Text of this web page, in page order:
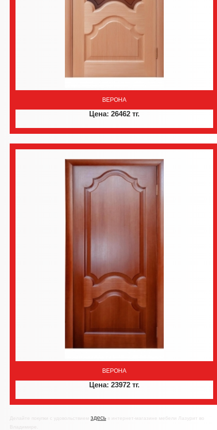
ВЕРОНА
Цена: 26462 тг.
ВЕРОНА
Цена: 23972 тг.
Делайте покупки с удовольствием здесь в интернет-магазине мебели Лазурит во
Владимире.